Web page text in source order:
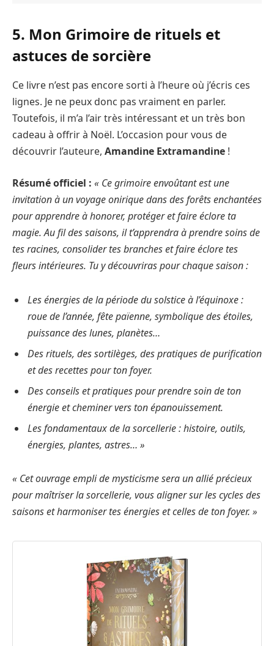
5. Mon Grimoire de rituels et
astuces de sorcière
Ce livre n’est pas encore sorti à l’heure où j’écris ces
lignes. Je ne peux donc pas vraiment en parler.
Toutefois, il m’a l’air très intéressant et un très bon
cadeau à offrir à Noël. L’occasion pour vous de
découvrir l’auteure, Amandine Extramandine !
Résumé officiel : « Ce grimoire envoûtant est une
invitation à un voyage onirique dans des forêts enchantées
pour apprendre à honorer, protéger et faire éclore ta
magie. Au fil des saisons, il t’apprendra à prendre soins de
tes racines, consolider tes branches et faire éclore tes
fleurs intérieures. Tu y découvriras pour chaque saison :
Les énergies de la période du solstice à l’équinoxe :
roue de l’année, fête païenne, symbolique des étoiles,
puissance des lunes, planètes…
Des rituels, des sortilèges, des pratiques de purification
et des recettes pour ton foyer.
Des conseils et pratiques pour prendre soin de ton
énergie et cheminer vers ton épanouissement.
Les fondamentaux de la sorcellerie : histoire, outils,
énergies, plantes, astres… »
« Cet ouvrage empli de mysticisme sera un allié précieux
pour maîtriser la sorcellerie, vous aligner sur les cycles des
saisons et harmoniser tes énergies et celles de ton foyer. »